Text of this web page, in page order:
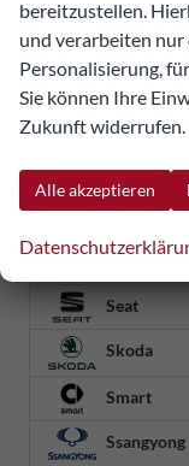
Omoda
Opel
Ora
Peugeot
Porsche
Renault
Seat
Skoda
Smart
Ssangyong
bereitzustellen.
und verarbeiten
Personalisierung,
Sie können Ihre
Zukunft widerrufen.
Alle akzeptieren